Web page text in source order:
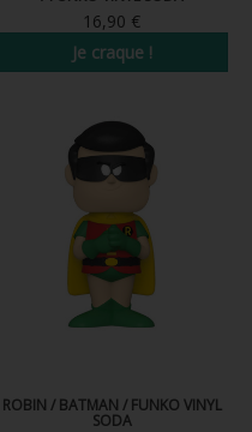
16,90 €
Je craque !
ROBIN / BATMAN / FUNKO VINYL
SODA